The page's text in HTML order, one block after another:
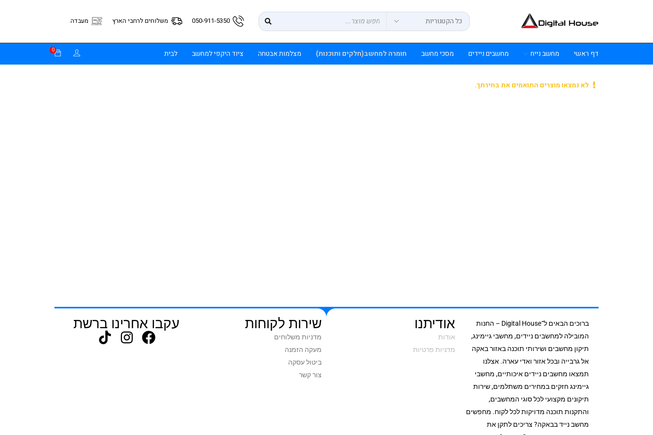
050-911-5350 משלוחים לרחבי הארץ מעבדה
דף ראשי מחשב נייח מחשבים ניידים מסכי מחשב חומרה למחשב(חלקים ותוכנות) מצלמות אבטחה ציוד היקפי למחשב לבית 0
לא נמצאו מוצרים התואמים את בחירתך.
ברוכים הבאים ל־Digital House – החנות
המובילה למחשבים ניידים, מחשבי גיימינג,
תיקון מחשבים ושירותי תוכנה באזור באקה
אל גרבייה ובכל אזור ואדי עארה. אצלנו
תמצאו מחשבים ניידים איכותיים, מחשבי
גיימינג חזקים במחירים משתלמים, שירות
תיקונים מקצועי לכל סוגי המחשבים,
והתקנות תוכנה מדויקות לכל לקוח. מחפשים
מחשב נייד בבאקה? צריכים לתקן את
אודיתנו
אודות
מדניות פרטיות
שירות לקוחות
מדניות משלוחים
מעקה הזמנה
ביטול עסקה
צור קשר
עקבו אחרינו ברשת